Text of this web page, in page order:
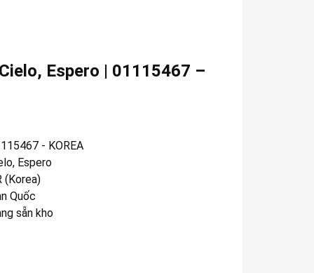
Espero | 01115467 –
- KOREA
Espero
(Korea)
Quốc
sẵn kho